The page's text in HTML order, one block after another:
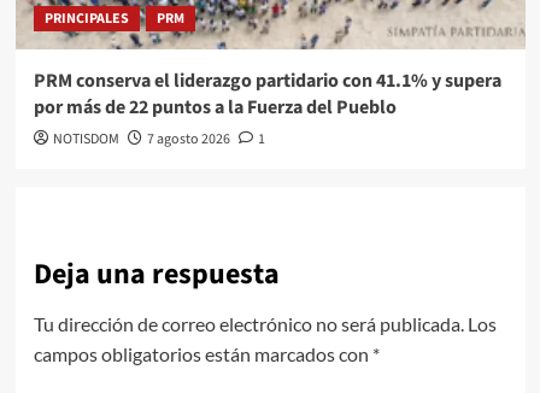
PRINCIPALES PRM
PRM conserva el liderazgo partidario con 41.1% y supera
por más de 22 puntos a la Fuerza del Pueblo
NOTISDOM 7 agosto 2026 1
Deja una respuesta
Tu dirección de correo electrónico no será publicada. Los
campos obligatorios están marcados con *